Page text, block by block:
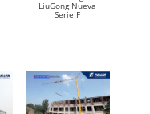
LiuGong Nueva
Serie F